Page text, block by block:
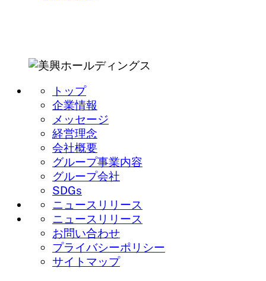
トップ
企業情報
メッセージ
経営理念
会社概要
グループ事業内容
グループ会社
SDGs
ニュースリリース
ニュースリリース
お問い合わせ
プライバシーポリシー
サイトマップ